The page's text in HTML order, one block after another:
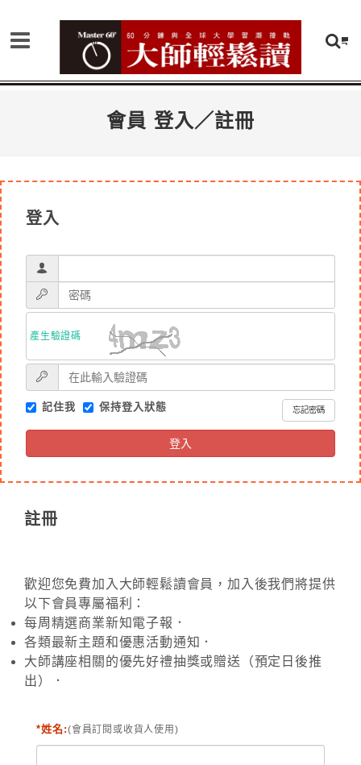
會員 登入／註冊
登入
產生驗證碼
記住我 保持登入狀態 忘記密碼
登入
註冊
歡迎您免費加入大師輕鬆讀會員，加入後我們將提供
以下會員專屬福利：
每周精選商業新知電子報．
各類最新主題和優惠活動通知．
大師講座相關的優先好禮抽獎或贈送（預定日後推
出）．
*姓名:(會員訂閱或收貨人使用)